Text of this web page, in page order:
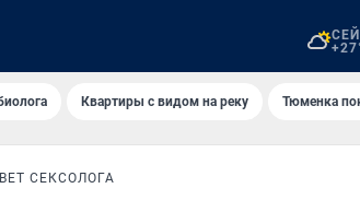
Квартиры с видом на реку Тюменка
СЕКСОЛОГА